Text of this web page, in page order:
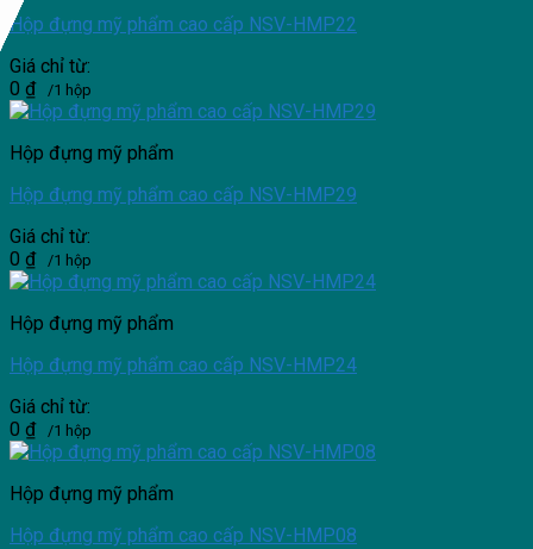
Hộp đựng mỹ phẩm cao cấp NSV-HMP22
Giá chỉ từ:
0 ₫ /1 hộp
Hộp đựng mỹ phẩm
Hộp đựng mỹ phẩm cao cấp NSV-HMP29
Giá chỉ từ:
0 ₫ /1 hộp
Hộp đựng mỹ phẩm
Hộp đựng mỹ phẩm cao cấp NSV-HMP24
Giá chỉ từ:
0 ₫ /1 hộp
Hộp đựng mỹ phẩm
Hộp đựng mỹ phẩm cao cấp NSV-HMP08